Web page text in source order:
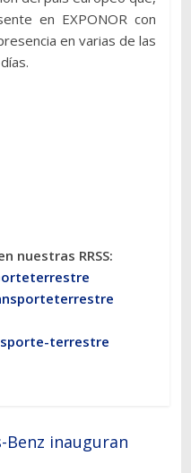
en EXPONOR con
en varias de las
nuestras RRSS:
tre
terrestre
Benz inauguran